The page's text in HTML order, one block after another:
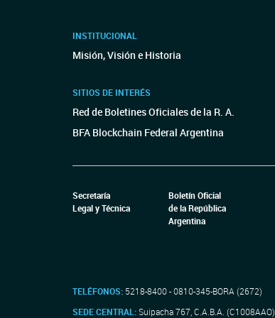
INSTITUCIONAL
Misión, Visión e Historia
SITIOS DE INTERÉS
Red de Boletines Oficiales de la R. A.
BFA Blockchain Federal Argentina
Secretaría
Legal y Técnica
Boletín Oficial
de la República
Argentina
TELÉFONOS: 5218-8400 - 0810-345-BORA (2672)
SEDE CENTRAL:Suipacha 767, C.A.B.A. (C1008AAO)